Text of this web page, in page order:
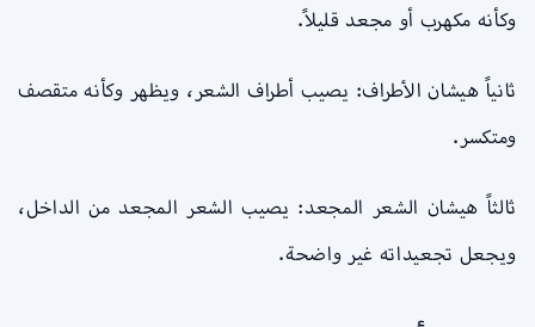
وكأنه مكهرب أو مجعد قليلاً.
ثانياً هيشان الأطراف: يصيب أطراف الشعر، ويظهر وكأنه متقصف
ومتكسر.
ثالثاً هيشان الشعر المجعد: يصيب الشعر المجعد من الداخل،
ويجعل تجعيداته غير واضحة.